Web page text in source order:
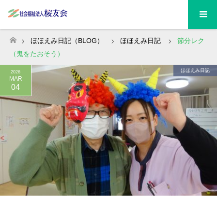
ホーム
ほほえみ日記（BLOG） ほほえみ日記
節分レク
（鬼をたおそう）
2026
MAR
04
ほほえみ日記